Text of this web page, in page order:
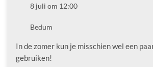
Datum8 juli om 12:00
LocatieBedum
In de zomer kun je misschien wel een
gebruiken!